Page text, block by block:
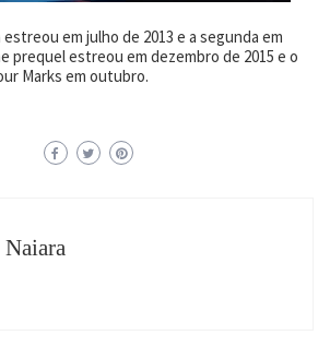
em julho de 2013 e a segunda em
prequel estreou em dezembro de 2015 e o
Marks em outubro.
Naiara